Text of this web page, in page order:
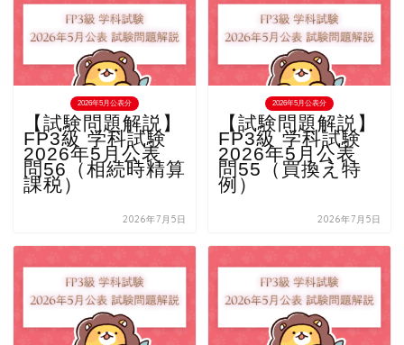
2026年5月公表分
【試験問題解説】
FP3級 学科試験
2026年5月公表
問56（相続時精算
課税）
2026年7月5日
2026年5月公表分
【試験問題解説】
FP3級 学科試験
2026年5月公表
問55（買換え特
例）
2026年7月5日